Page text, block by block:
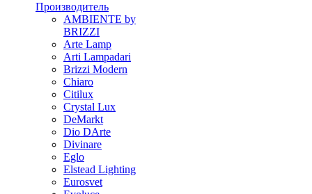
Производитель
AMBIENTE by
BRIZZI
Arte Lamp
Arti Lampadari
Brizzi Modern
Chiaro
Citilux
Crystal Lux
DeMarkt
Dio DArte
Divinare
Eglo
Elstead Lighting
Eurosvet